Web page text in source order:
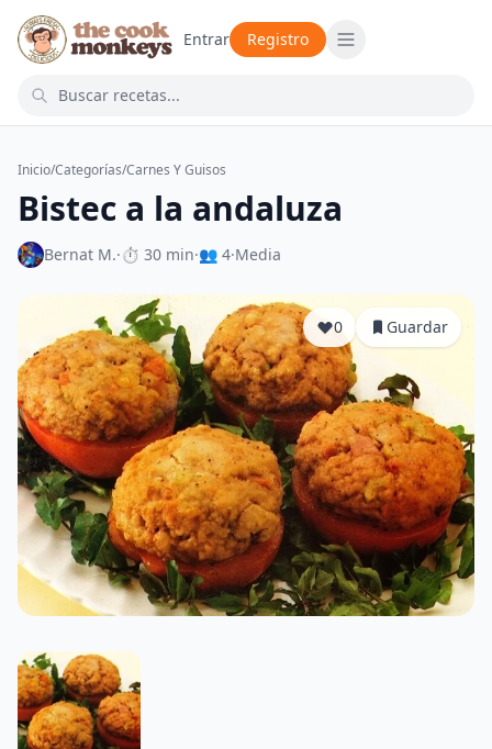
Entrar Registro
Inicio/Categorías/Carnes Y Guisos
Bistec a la andaluza
Bernat M.·⏱ 30 min·👥 4·Media
0 Guardar